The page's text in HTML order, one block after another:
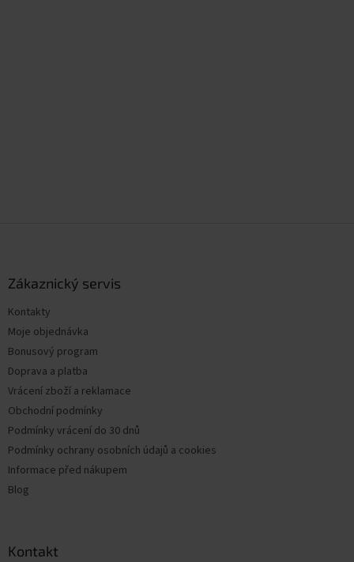
Zákaznický servis
Kontakty
Moje objednávka
Bonusový program
Doprava a platba
Vrácení zboží a reklamace
Obchodní podmínky
Podmínky vrácení do 30 dnů
Podmínky ochrany osobních údajů a cookies
Informace před nákupem
Blog
Kontakt